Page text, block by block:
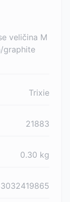
veličina M
graphite
Trixie
21883
0.30 kg